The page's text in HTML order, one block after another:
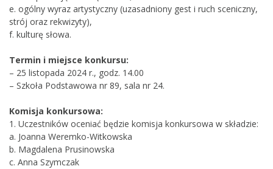
e. ogólny wyraz artystyczny (uzasadniony gest i ruch sceniczny,
strój oraz rekwizyty),
f. kulturę słowa.
Termin i miejsce konkursu:
– 25 listopada 2024 r., godz. 14.00
– Szkoła Podstawowa nr 89, sala nr 24.
Komisja konkursowa:
1. Uczestników oceniać będzie komisja konkursowa w składzie:
a. Joanna Weremko-Witkowska
b. Magdalena Prusinowska
c. Anna Szymczak